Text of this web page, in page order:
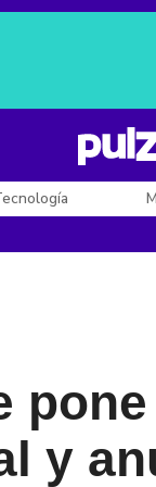
de De la Espriella
y